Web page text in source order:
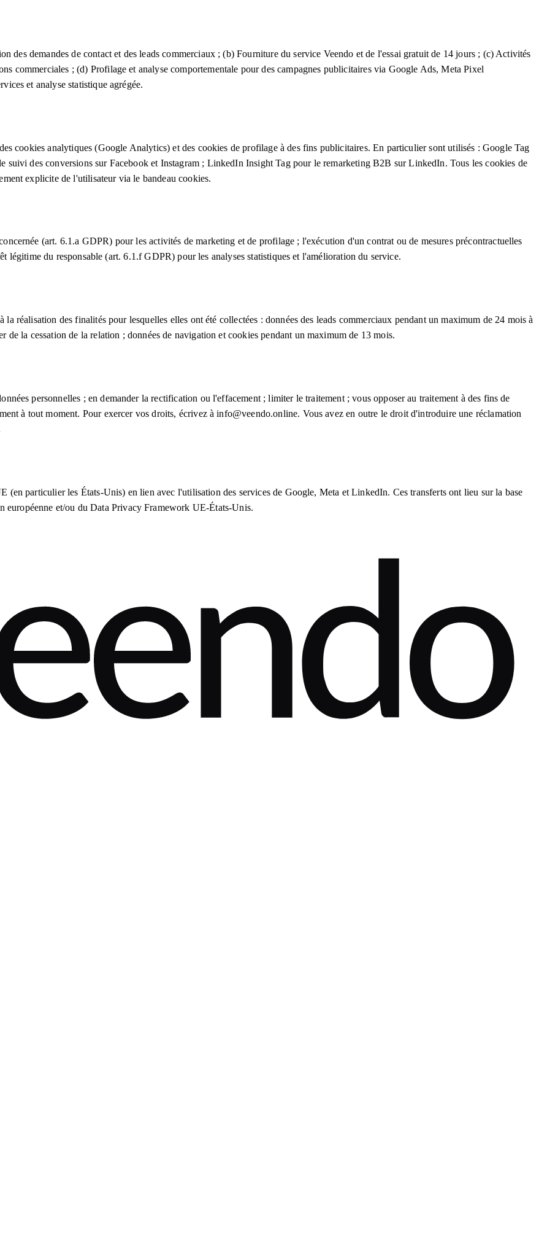
des demandes de contact et des leads commerciaux ; (b) Fourniture du service Veendo et de l'essai gratuit de 14 jours ; (c) Activités
commerciales ; (d) Profilage et analyse comportementale pour des campagnes publicitaires via Google Ads, Meta Pixel
et analyse statistique agrégée.
cookies analytiques (Google Analytics) et des cookies de profilage à des fins publicitaires. En particulier sont utilisés : Google Tag
suivi des conversions sur Facebook et Instagram ; LinkedIn Insight Tag pour le remarketing B2B sur LinkedIn. Tous les cookies de
explicite de l'utilisateur via le bandeau cookies.
(art. 6.1.a GDPR) pour les activités de marketing et de profilage ; l'exécution d'un contrat ou de mesures précontractuelles
du responsable (art. 6.1.f GDPR) pour les analyses statistiques et l'amélioration du service.
la réalisation des finalités pour lesquelles elles ont été collectées : données des leads commerciaux pendant un maximum de 24 mois à
de la cessation de la relation ; données de navigation et cookies pendant un maximum de 13 mois.
personnelles ; en demander la rectification ou l'effacement ; limiter le traitement ; vous opposer au traitement à des fins de
à tout moment. Pour exercer vos droits, écrivez à info@veendo.online. Vous avez en outre le droit d'introduire une réclamation
(en particulier les États-Unis) en lien avec l'utilisation des services de Google, Meta et LinkedIn. Ces transferts ont lieu sur la base
européenne et/ou du Data Privacy Framework UE-États-Unis.